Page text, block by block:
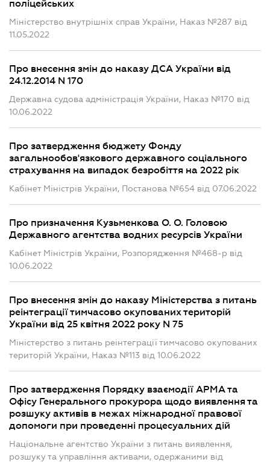
поліцейських
Міністерство внутрішніх справ України, Наказ №287 від
11.05.2022
Про внесення змін до наказу ДСА України від
24.12.2014 N 170
Державна судова адміністрація України, Наказ №170 від
10.06.2022
Про затвердження бюджету Фонду
загальнообов'язкового державного соціального
страхування на випадок безробіття на 2022 рік
Кабінет Міністрів України, Постанова №654 від 07.06.2022
Про призначення Кузьменкова О. О. Головою
Державного агентства водних ресурсів України
Кабінет Міністрів України, Розпорядження №468-р від
10.06.2022
Про внесення змін до наказу Міністерства з питань
реінтеграції тимчасово окупованих територій
України від 25 квітня 2022 року N 75
Міністерство з питань реінтеграції тимчасово окупованих
територій України, Наказ №113 від 10.06.2022
Про затвердження Порядку взаємодії АРМА та
Офісу Генерального прокурора щодо виявлення та
розшуку активів в межах міжнародної правової
допомоги при проведенні процесуальних дій
Національне агентство України з питань виявлення,
розшуку та управління активами, одержаними від